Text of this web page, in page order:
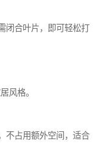
闭合叶片，即可轻松打
风格。
不占用额外空间，适合